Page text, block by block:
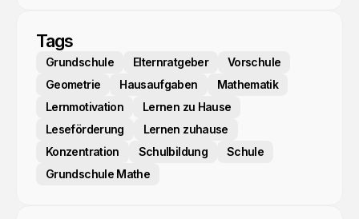
Tags
Grundschule Elternratgeber
Vorschule
Geometrie
Hausaufgaben
Mathematik
Lernmotivation
Lernen zu Hause
Leseförderung
Lernen zuhause
Konzentration
Schulbildung
Schule
Grundschule Mathe